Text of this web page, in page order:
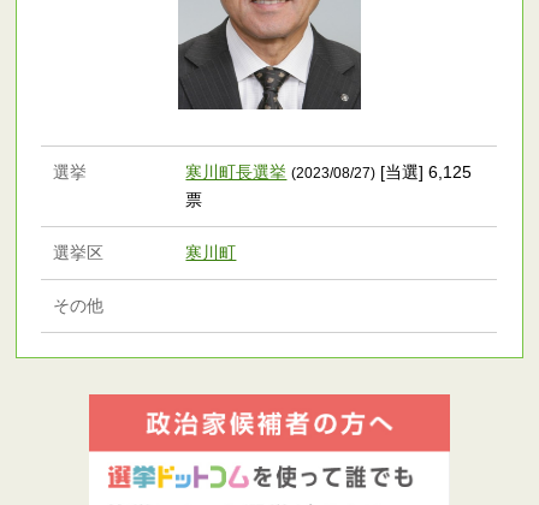
選挙 寒川町長選挙 (2023/08/27) [当選] 6,125
票
選挙区 寒川町
その他